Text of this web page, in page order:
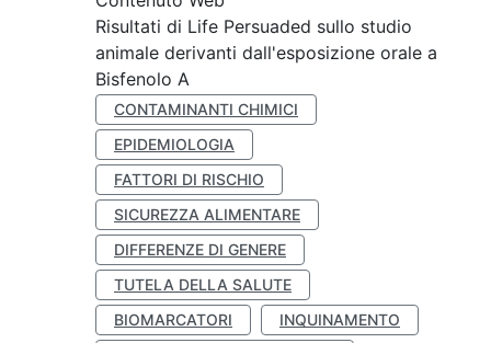
Risultati di Life Persuaded sullo studio
animale derivanti dall'esposizione orale a
Bisfenolo A
CONTAMINANTI CHIMICI
EPIDEMIOLOGIA
FATTORI DI RISCHIO
SICUREZZA ALIMENTARE
DIFFERENZE DI GENERE
TUTELA DELLA SALUTE
BIOMARCATORI
INQUINAMENTO